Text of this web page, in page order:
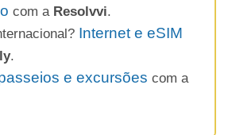
com a Resolvvi.
Internet e eSIM
.
e excursões com a